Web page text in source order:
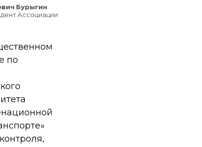
Бурыгин
Ассоциации
по